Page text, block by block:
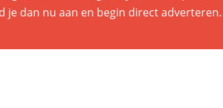
je dan nu aan en begin direct adverteren.